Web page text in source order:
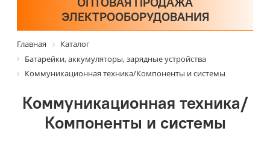
ЭЛЕКТРООБОРУДОВАНИЯ
Главная
Каталог
Батарейки, аккумуляторы, зарядные устройства
Коммуникационная техника/Компоненты и системы
Коммуникационная техника/
Компоненты и системы